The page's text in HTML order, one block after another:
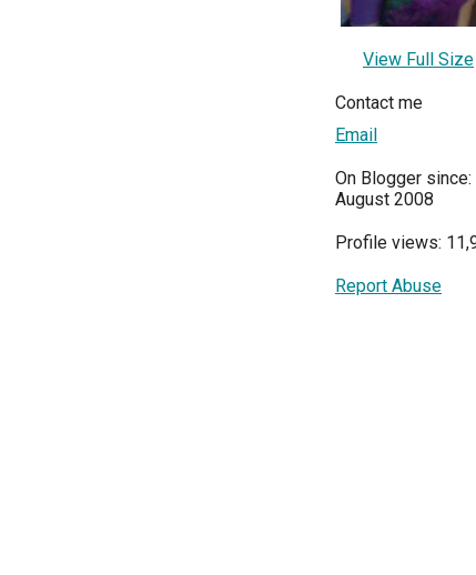
View Full Size
Contact me
Email
On Blogger since:
August 2008
Profile views:
Report Abuse